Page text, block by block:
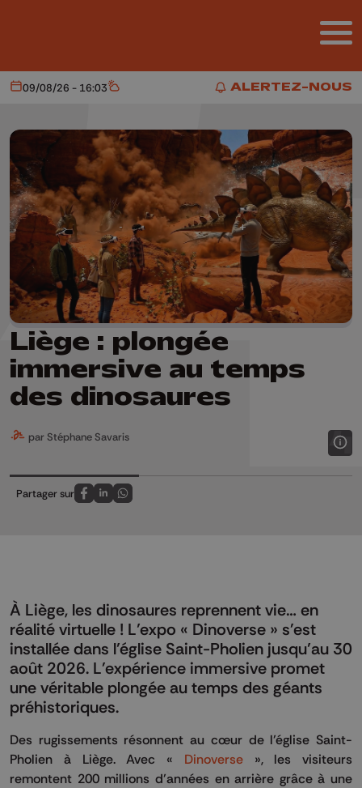
ALERTEZ-NOUS
ALERTEZ-NOUS
Aujourd'hui
09/08/26 - 16:03 Météo
Liège : plongée
immersive au temps
des dinosaures
par Stéphane Savaris
Partager sur
Partagez sur FaceBook
Partagez sur LinkedIn
Partagez sur Whatsapp
À Liège, les dinosaures reprennent vie… en
réalité virtuelle ! L’expo « Dinoverse » s'est
installée dans l’église Saint-Pholien jusqu’au 30
août 2026. L'expérience immersive promet
une véritable plongée au temps des géants
préhistoriques.
Des rugissements résonnent au cœur de l’église Saint-
Pholien à Liège. Avec « Dinoverse», les visiteurs
remontent 200 millions d’années en arrière grâce à une